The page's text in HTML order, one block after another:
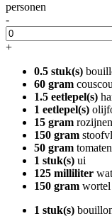
personen
-
+
0.5 stuk(s)
60 gram
1.5 eetlepel(s)
1 eetlepel(s)
15 gram rozijnen
150 gram
50 gram
1 stuk(s) ui
125 milliliter
150 gram wortel
1 stuk(s)